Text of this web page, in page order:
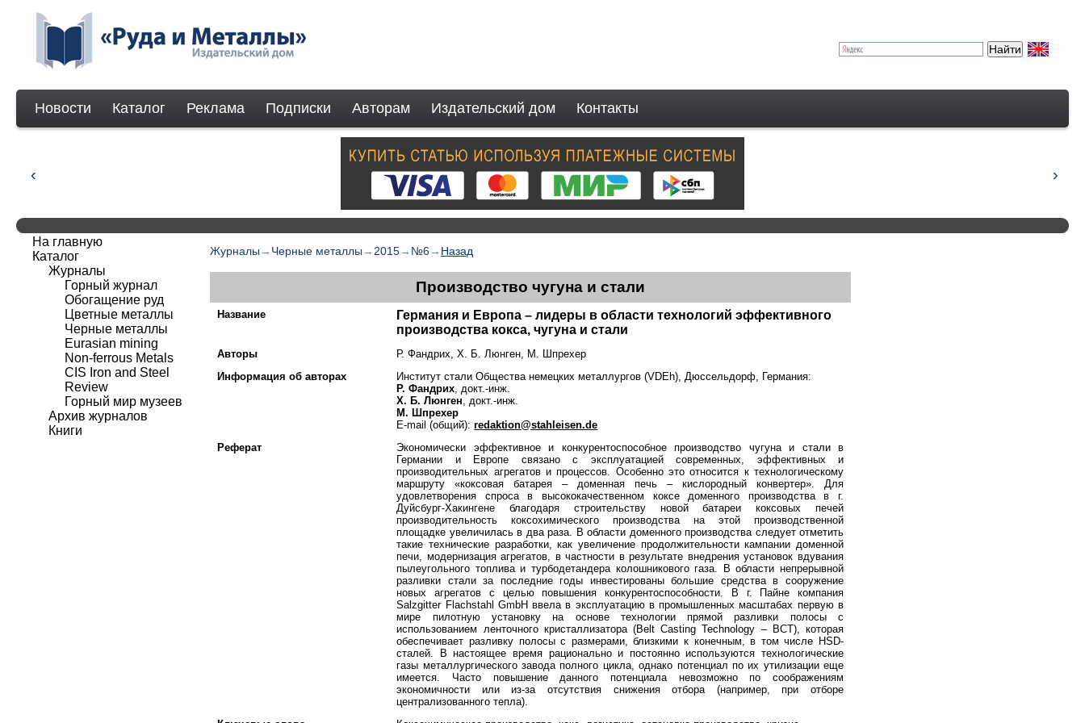
Новости Каталог Реклама Подписки Авторам Издательский дом Контакты
Журналы → Черные металлы → 2015→ №6→ Назад
Производство чугуна и стали
Название
Германия и Европа – лидеры в области технологий эффективного
производства кокса, чугуна и стали
Авторы
Р. Фандрих, Х. Б. Люнген, М. Шпрехер
Информация об авторах
Институт стали Общества немецких металлургов (VDEh), Дюссельдорф, Германия:
Р. Фандрих , докт.-инж.
Х. Б. Люнген , докт.-инж.
М. Шпрехер
E-mail (общий):redaktion@stahleisen.de
Реферат
Экономически эффективное и конкурентоспособное производство чугуна и стали в
Германии и Европе связано с эксплуатацией современных, эффективных и
производительных агрегатов и процессов. Особенно это относится к технологическому
маршруту «коксовая батарея – доменная печь – кислородный конвертер». Для
удовлетворения спроса в высококачественном коксе доменного производства в г.
Дуйсбург-Хакингене благодаря строительству новой батареи коксовых печей
производительность коксохимического производства на этой производственной
площадке увеличилась в два раза. В области доменного производства следует отметить
такие технические разработки, как увеличение продолжительности кампании доменной
печи, модернизация агрегатов, в частности в результате внедрения установок вдувания
пылеугольного топлива и турбодетандера колошникового газа. В области непрерывной
разливки стали за последние годы инвестированы большие средства в сооружение
новых агрегатов с целью повышения конкурентоспособности. В г. Пайне компания
Salzgitter Flachstahl GmbH ввела в эксплуатацию в промышленных масштабах первую в
мире пилотную установку на основе технологии прямой разливки полосы с
использованием ленточного кристаллизатора (Belt Casting Technology – BCT), которая
обеспечивает разливку полосы с размерами, близкими к конечным, в том числе HSD-
сталей. В настоящее время рационально и постоянно используются технологические
газы металлургического завода полного цикла, однако потенциал по их утилизации еще
имеется. Часто повышение данного потенциала невозможно по соображениям
экономичности или из-за отсутствия снижения отбора (например, при отборе
централизованного тепла).
На главную
Каталог
Журналы
Горный журнал
Обогащение руд
Цветные металлы
Черные металлы
Eurasian mining
Non-ferrous Мetals
CIS Iron and Steel
Review
Горный мир музеев
Архив журналов
Книги